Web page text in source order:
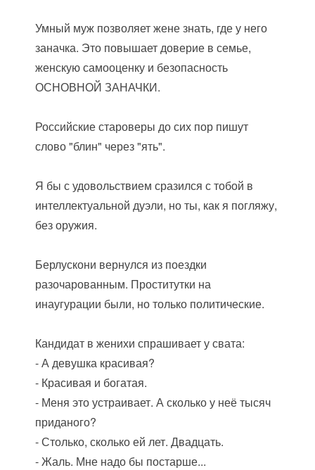
Умный муж позволяет жене знать, где у него
заначка. Это повышает доверие в семье,
женскую самооценку и безопасность
ОСНОВНОЙ ЗАНАЧКИ.
Российские староверы до сих пор пишут
слово "блин" через "ять".
Я бы с удовольствием сразился с тобой в
интеллектуальной дуэли, но ты, как я погляжу,
без оружия.
Берлускони вернулся из поездки
разочарованным. Проститутки на
инаугурации были, но только политические.
Кандидат в женихи спрашивает у свата:
- А девушка красивая?
- Красивая и богатая.
- Меня это устраивает. А сколько у неё тысяч
приданого?
- Столько, сколько ей лет. Двадцать.
- Жаль. Мне надо бы постарше...